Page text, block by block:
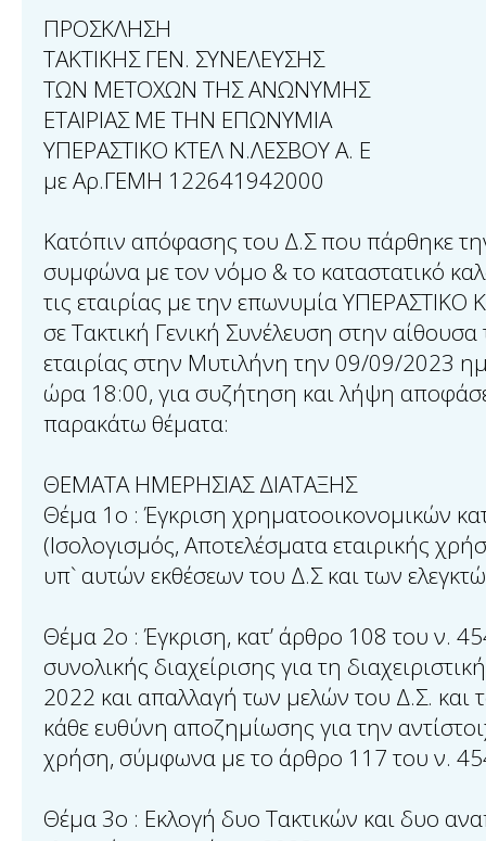
ΠΡΟΣΚΛΗΣΗ
ΤΑΚΤΙΚΗΣ ΓΕΝ. ΣΥΝΕΛΕΥΣΗΣ
ΤΩΝ ΜΕΤΟΧΩΝ ΤΗΣ ΑΝΩΝΥΜΗΣ
ΕΤΑΙΡΙΑΣ ΜΕ ΤΗΝ ΕΠΩΝΥΜΙΑ
ΥΠΕΡΑΣΤΙΚΟ ΚΤΕΛ N.ΛΕΣΒΟΥ Α. Ε
με Αρ.ΓΕΜΗ 122641942000
Κατόπιν απόφασης του Δ.Σ που πάρθηκε
συμφώνα με τον νόμο & το καταστατικό
τις εταιρίας με την επωνυμία
σε Τακτική Γενική Συνέλευση στην
εταιρίας στην Μυτιλήνη την 09/09/2023
ώρα 18:00, για συζήτηση και λήψη
παρακάτω θέματα:
ΘΕΜΑΤΑ ΗΜΕΡΗΣΙΑΣ ΔΙΑΤΑΞΗΣ
Θέμα 1ο : Έγκριση χρηματοοικονομικών
(Ισολογισμός, Αποτελέσματα εταιρικής
υπ` αυτών εκθέσεων του Δ.Σ και των
Θέμα 2ο : Έγκριση, κατ’ άρθρο 108 του ν.
συνολικής διαχείρισης για τη
2022 και απαλλαγή των μελών του Δ.Σ. και
κάθε ευθύνη αποζημίωσης για την
χρήση, σύμφωνα με το άρθρο 117 του ν.
Θέμα 3ο : Εκλογή δυο Τακτικών και δυο